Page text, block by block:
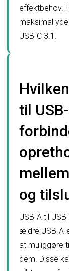
effektbehov.
maksimal
USB-C 3.1.
til
og
USB-A til
ældre USB-A-
at muliggøre
dem. Disse